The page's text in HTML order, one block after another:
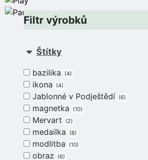
Filtr výrobků
Štítky
bazilika 4
ikona 4
Jablonné v Podještědí 6
magnetka 10
Mervart 2
medailka 8
modlitba 10
obraz 6